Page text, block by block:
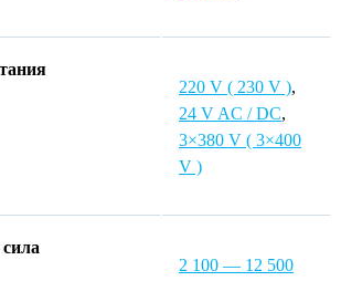
220 V ( 230 V ),
24 V AC / DC,
3×380 V ( 3×400
V )
2 100 — 12 500